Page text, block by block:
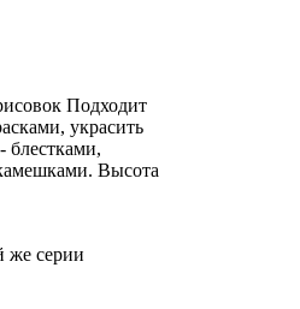
Подходит
украсить
Высота
же серии